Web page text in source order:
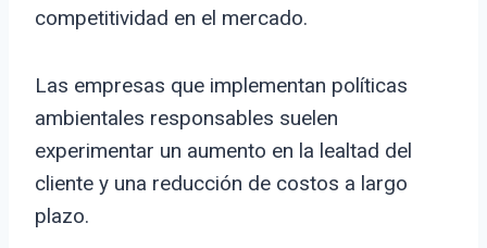
competitividad en el mercado.
Las empresas que implementan políticas
ambientales responsables suelen
experimentar un aumento en la lealtad del
cliente y una reducción de costos a largo
plazo.